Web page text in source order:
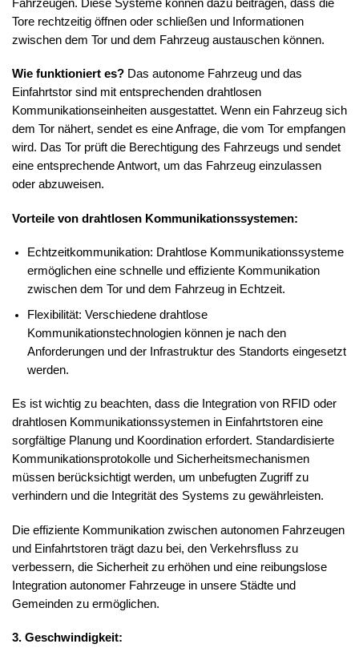
Fahrzeugen. Diese Systeme können dazu beitragen, dass die
Tore rechtzeitig öffnen oder schließen und Informationen
zwischen dem Tor und dem Fahrzeug austauschen können.
Wie funktioniert es? Das autonome Fahrzeug und das
Einfahrtstor sind mit entsprechenden drahtlosen
Kommunikationseinheiten ausgestattet. Wenn ein Fahrzeug sich
dem Tor nähert, sendet es eine Anfrage, die vom Tor empfangen
wird. Das Tor prüft die Berechtigung des Fahrzeugs und sendet
eine entsprechende Antwort, um das Fahrzeug einzulassen
oder abzuweisen.
Vorteile von drahtlosen Kommunikationssystemen:
Echtzeitkommunikation: Drahtlose Kommunikationssysteme
ermöglichen eine schnelle und effiziente Kommunikation
zwischen dem Tor und dem Fahrzeug in Echtzeit.
Flexibilität: Verschiedene drahtlose
Kommunikationstechnologien können je nach den
Anforderungen und der Infrastruktur des Standorts eingesetzt
werden.
Es ist wichtig zu beachten, dass die Integration von RFID oder
drahtlosen Kommunikationssystemen in Einfahrtstoren eine
sorgfältige Planung und Koordination erfordert. Standardisierte
Kommunikationsprotokolle und Sicherheitsmechanismen
müssen berücksichtigt werden, um unbefugten Zugriff zu
verhindern und die Integrität des Systems zu gewährleisten.
Die effiziente Kommunikation zwischen autonomen Fahrzeugen
und Einfahrtstoren trägt dazu bei, den Verkehrsfluss zu
verbessern, die Sicherheit zu erhöhen und eine reibungslose
Integration autonomer Fahrzeuge in unsere Städte und
Gemeinden zu ermöglichen.
3. Geschwindigkeit: